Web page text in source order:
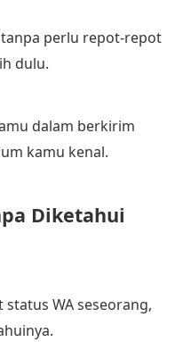
perlu repot-repot
dulu.
dalam berkirim
kamu kenal.
Diketahui
WA seseorang,